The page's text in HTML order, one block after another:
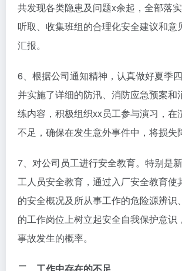
共发现各类隐患及问题x余起，全部落
听取、收集班组的合理化安全建议和意
汇报。
6、根据公司通知精神，认真做好夏季
并实施了详细的防汛、消防应急预案和
练内容，积极组织xx员工参与演习，在
不足，确保在发生意外事件中，将损失
7、对公司员工进行安全教育。特别是
工人员安全教育，通过入厂安全教育使
的安全概况及所从事工作的危险源辨识
的工作岗位上树立起安全自我保护意识
事故发生的概率。